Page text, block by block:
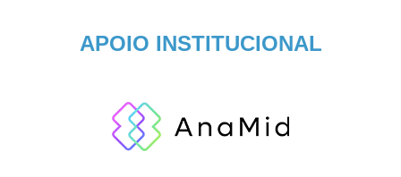
APOIO INSTITUCIONAL